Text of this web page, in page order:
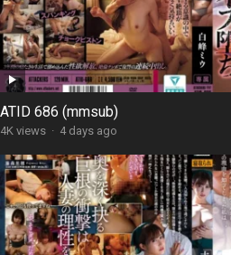
ATID 686 (mmsub)
4K views · 4 days ago